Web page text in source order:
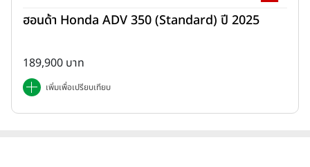
ฮอนด้า Honda ADV 350 (Standard) ปี 2025
189,900 บาท
เพิ่มเพื่อเปรียบเทียบ